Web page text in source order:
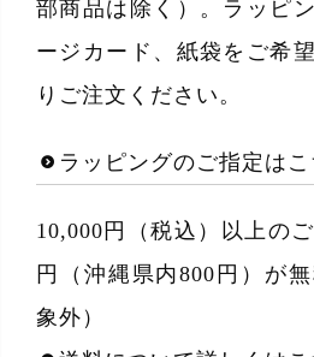
部商品は除く）。ラッピ
ージカード、紙袋をご希
りご注文ください。
ラッピングのご指定はこ
10,000円（税込）以上の
円（沖縄県内800円）が
象外）